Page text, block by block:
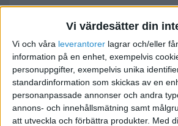
Vi värdesätter din
Vi och våra leverantorer lagrar och/eller
information på en enhet, exempelvis
personuppgifter, exempelvis unika
standardinformation som skickas av en
personanpassade annonser och andra
annons- och innehållsmätning samt
att utveckla och förbättra produkter. Med
Redovisning av
avgifter på
2022-07-05 13:36
Hej,